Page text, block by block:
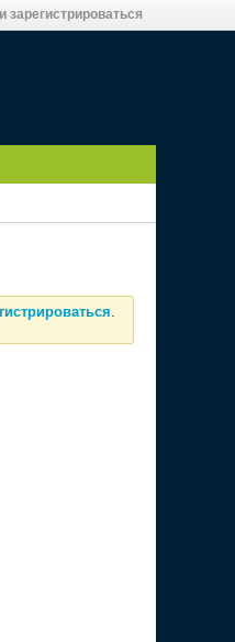
зарегистрироваться
.